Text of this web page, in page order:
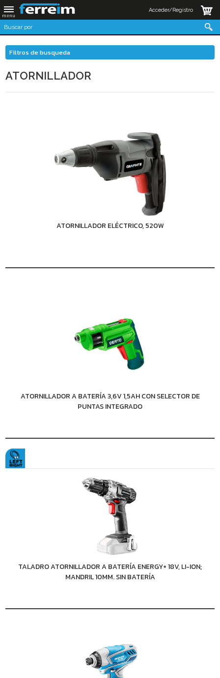
Acceder/Registro
Filtros de busqueda
ATORNILLADOR
ATORNILLADOR ELÉCTRICO, 520W
ATORNILLADOR A BATERÍA 3,6V 1,5AH CON SELECTOR DE
PUNTAS INTEGRADO
TALADRO ATORNILLADOR A BATERÍA ENERGY+ 18V, LI-ION;
MANDRIL 10MM. SIN BATERÍA